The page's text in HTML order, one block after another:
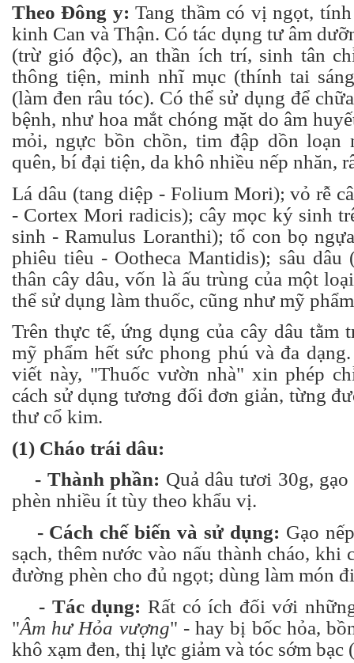
Theo Đông y: Tang thầm có vị ngọt,
kinh Can và Thận. Có tác dụng tư âm
(trừ gió độc), an thần ích trí, sinh tân
thông tiện, minh nhĩ mục (thính tai
(làm đen râu tóc). Có thể sử dụng để
bệnh, như hoa mắt chóng mặt do âm
mỏi, ngực bồn chồn, tim đập dồn loạn
quên, bí đại tiện, da khô nhiều nếp nhăn,
Lá dâu (tang diệp - Folium Mori); vỏ rễ
- Cortex Mori radicis); cây mọc ký sinh
sinh - Ramulus Loranthi); tổ con bọ
phiêu tiêu - Ootheca Mantidis); sâu dâu
thân cây dâu, vốn là ấu trùng của một
thể sử dụng làm thuốc, cũng như mỹ
Trên thực tế, ứng dụng của cây dâu tằm
mỹ phẩm hết sức phong phú và đa
viết này, "Thuốc vườn nhà" xin phép
cách sử dụng tương đối đơn giản, từng
thư cổ kim.
(1) Cháo trái dâu:
- Thành phần: Quả dâu tươi 30g,
phèn nhiều ít tùy theo khẩu vị.
- Cách chế biến và sử dụng: Gạo
sạch, thêm nước vào nấu thành cháo, khi
đường phèn cho đủ ngọt; dùng làm món
- Tác dụng: Rất có ích đối với
"Âm hư Hỏa vượng" - hay bị bốc hỏa,
khô xạm đen, thị lực giảm và tóc sớm bạc (